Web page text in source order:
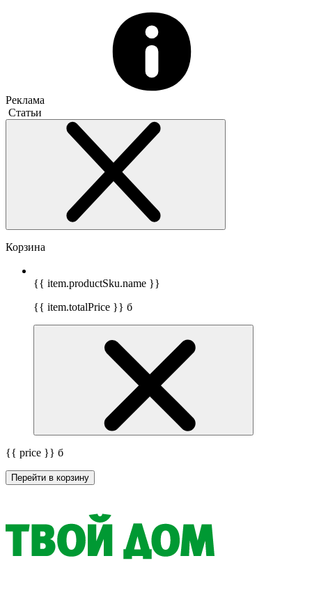
Реклама
Статьи
Корзина
{{ item.productSku.name }}
{{ item.totalPrice }} б
{{ price }} б
Перейти в корзину